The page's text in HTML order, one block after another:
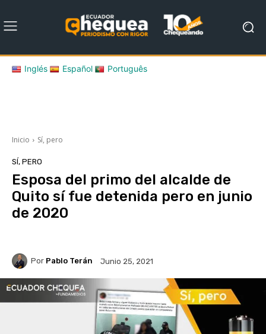
Inglés Español Português
Inicio Sí, pero
SÍ, PERO
Esposa del primo del alcalde de
Quito sí fue detenida pero en junio
de 2020
Por Pablo Terán Junio 25, 2021